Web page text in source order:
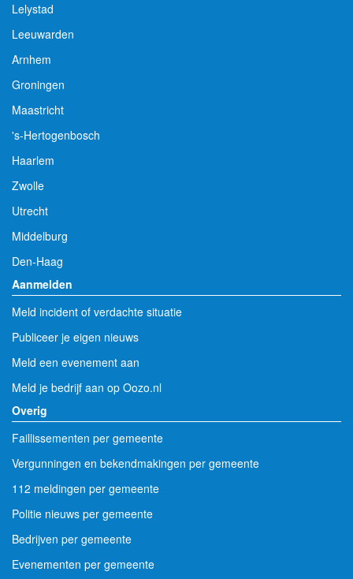
Lelystad
Leeuwarden
Arnhem
Groningen
Maastricht
's-Hertogenbosch
Haarlem
Zwolle
Utrecht
Middelburg
Den-Haag
Aanmelden
Meld incident of verdachte situatie
Publiceer je eigen nieuws
Meld een evenement aan
Meld je bedrijf aan op Oozo.nl
Overig
Faillissementen per gemeente
Vergunningen en bekendmakingen per gemeente
112 meldingen per gemeente
Politie nieuws per gemeente
Bedrijven per gemeente
Evenementen per gemeente